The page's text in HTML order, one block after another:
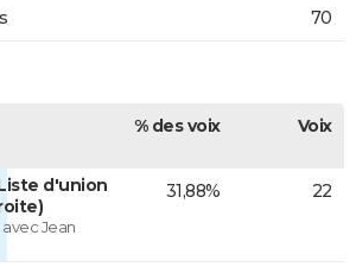
70
% des voix Voix
d'union
Jean
31,88% 22